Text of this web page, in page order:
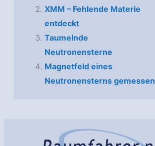
XMM – Fehlende Materie
entdeckt
Taumelnde
Neutronensterne
Magnetfeld eines
Neutronensterns gemessen